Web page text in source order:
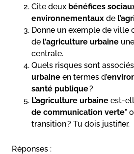
Cite deux bénéfices
environnementaux de
Donne un exemple de ville
de l’agriculture urbaine une
centrale.
Quels risques sont
urbaine en termes d’
santé publique?
L’agriculture urbaine est-
de communication verte”
transition ? Tu dois justifier.
Réponses :